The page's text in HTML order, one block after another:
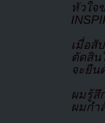
หัวใจ
เมื่อ
ตัดสิน
จะยืน
ผมรู้สึ
ผมกำ